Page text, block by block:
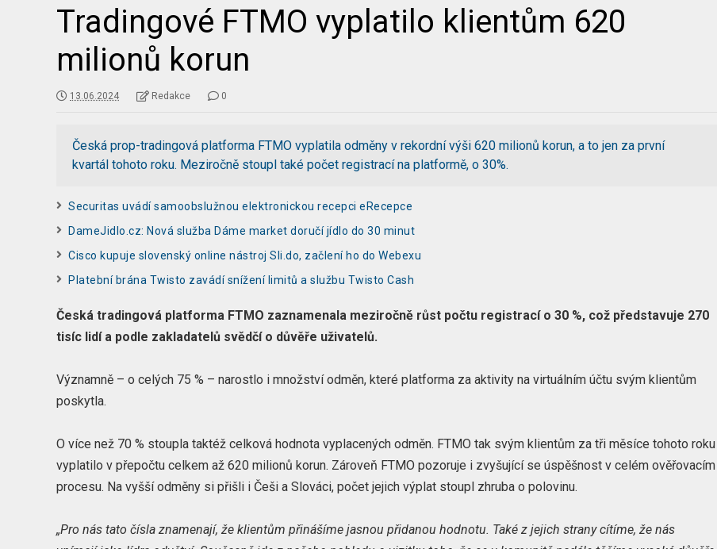
Tradingové FTMO vyplatilo klientům 620
milionů korun
13.06.2024 Redakce 0
Česká prop-tradingová platforma FTMO vyplatila odměny v rekordní výši 620 milionů korun, a to jen za první
kvartál tohoto roku. Meziročně stoupl také počet registrací na platformě, o 30%.
Securitas uvádí samoobslužnou elektronickou recepci eRecepce
DameJidlo.cz: Nová služba Dáme market doručí jídlo do 30 minut
Cisco kupuje slovenský online nástroj Sli.do, začlení ho do Webexu
Platební brána Twisto zavádí snížení limitů a službu Twisto Cash
Česká tradingová platforma FTMO zaznamenala meziročně růst počtu registrací o 30 %, což představuje 270
tisíc lidí a podle zakladatelů svědčí o důvěře uživatelů.
Významně – o celých 75 % – narostlo i množství odměn, které platforma za aktivity na virtuálním účtu svým klientům
poskytla.
O více než 70 % stoupla taktéž celková hodnota vyplacených odměn. FTMO tak svým klientům za tři měsíce tohoto roku
vyplatilo v přepočtu celkem až 620 milionů korun. Zároveň FTMO pozoruje i zvyšující se úspěšnost v celém ověřovacím
procesu. Na vyšší odměny si přišli i Češi a Slováci, počet jejich výplat stoupl zhruba o polovinu.
„Pro nás tato čísla znamenají, že klientům přinášíme jasnou přidanou hodnotu. Také z jejich strany cítíme, že nás